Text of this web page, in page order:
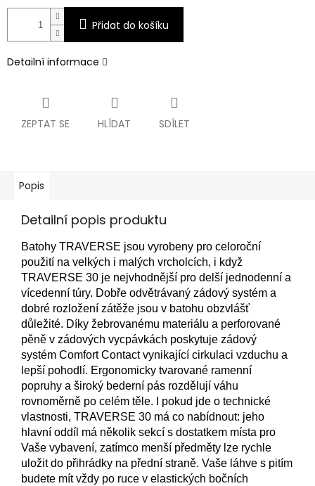
Přidat do košíku
Detailní informace
ZEPTAT SE HLÍDAT SDÍLET
Popis
Detailní popis produktu
Batohy TRAVERSE jsou vyrobeny pro celoroční
použití na velkých i malých vrcholcích, i když
TRAVERSE 30 je nejvhodnější pro delší jednodenní a
vícedenní túry. Dobře odvětrávaný zádový systém a
dobré rozložení zátěže jsou v batohu obzvlášť
důležité. Díky žebrovanému materiálu a perforované
pěně v zádových vycpávkách poskytuje zádový
systém Comfort Contact vynikající cirkulaci vzduchu a
lepší pohodlí. Ergonomicky tvarované ramenní
popruhy a široký bederní pás rozdělují váhu
rovnoměrně po celém těle.
I pokud jde o technické
vlastnosti, TRAVERSE 30 má co nabídnout: jeho
hlavní oddíl má několik sekcí s dostatkem místa pro
Vaše vybavení, zatímco menší předměty lze rychle
uložit do přihrádky na přední straně. Vaše láhve s pitím
budete mít vždy po ruce v elastických bočních